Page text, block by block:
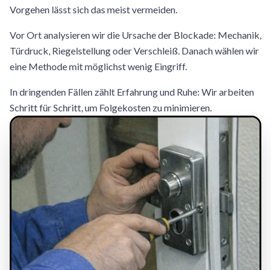
Vorgehen lässt sich das meist vermeiden.
Vor Ort analysieren wir die Ursache der Blockade: Mechanik,
Türdruck, Riegelstellung oder Verschleiß. Danach wählen wir
eine Methode mit möglichst wenig Eingriff.
In dringenden Fällen zählt Erfahrung und Ruhe: Wir arbeiten
Schritt für Schritt, um Folgekosten zu minimieren.